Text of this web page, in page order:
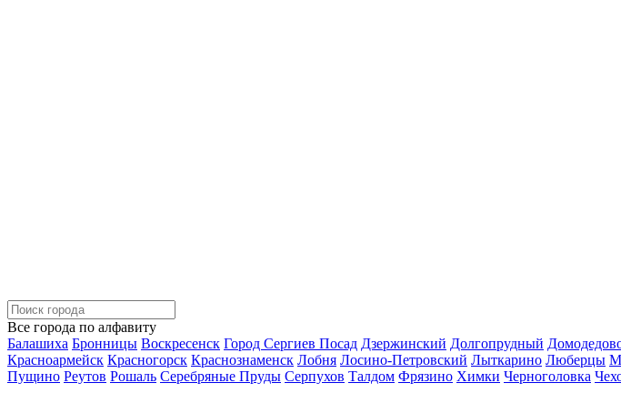
Все города по алфавиту
Балашиха Бронницы Воскресенск Город Сергиев Посад Дзержинский Долгопрудный
Красноармейск Красногорск Краснознаменск Лобня Лосино-Петровский Лыткарино Люберцы
Пущино Реутов Рошаль Серебряные Пруды Серпухов Талдом Фрязино Химки Черноголовка